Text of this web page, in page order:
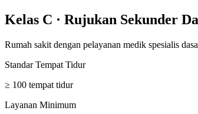
Kelas C · Rujukan Sekunder
Rumah sakit dengan pelayanan medik spesialis
Standar Tempat Tidur
≥ 100 tempat tidur
Layanan Minimum